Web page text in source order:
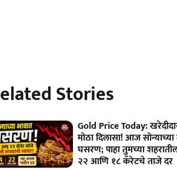
Stories
Gold Price Today:
मोठा दिलासा! आज सोन्याच्या
घसरण; पाहा तुमच्या
२२ आणि १८ कॅरेटचे ताजे दर